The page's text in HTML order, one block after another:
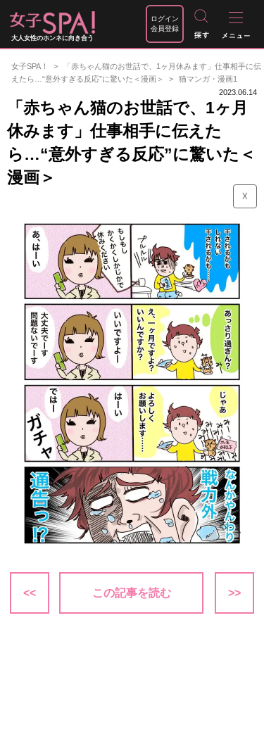
大人女性のホンネに向き合う
ログイン
会員登録
女子SPA！
「赤ちゃん猫のお世話で、1ヶ月休みます」仕事相手に伝
えたら…“意外すぎる反応”に驚いた＜漫画＞
猫マンガ・漫画1
2023.06.14
「赤ちゃん猫のお世話で、1ヶ月
休みます」仕事相手に伝えた
ら…“意外すぎる反応”に驚いた＜
漫画＞
☓
<< この記事を読む >>